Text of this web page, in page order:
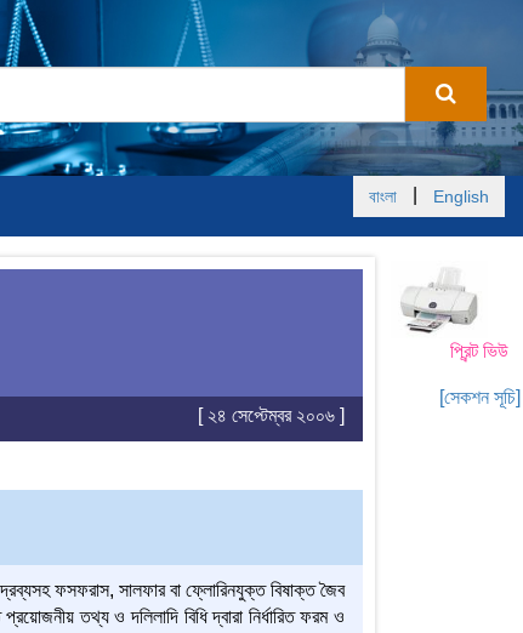
বাংলা English
প্রিন্ট ভিউ
[সেকশন সূচি]
[ ২৪ সেপ্টেম্বর ২০০৬ ]
ফসফরাস, সালফার বা ফ্লোরিনযুক্ত বিষাক্ত জৈব
তথ্য ও দলিলাদি বিধি দ্বারা নির্ধারিত ফরম ও